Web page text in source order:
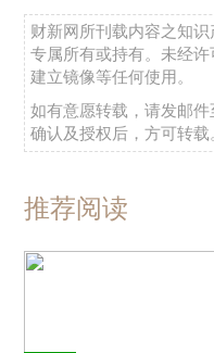
财新网所刊载内容之知
专属所有或持有。未经
建立镜像等任何使用。
如有意愿转载，请发邮件
确认及授权后，方可转载
推荐阅读